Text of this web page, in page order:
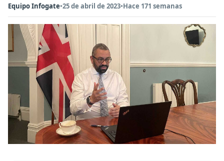
Equipo Infogate•25 de abril de 2023•Hace 171 semanas